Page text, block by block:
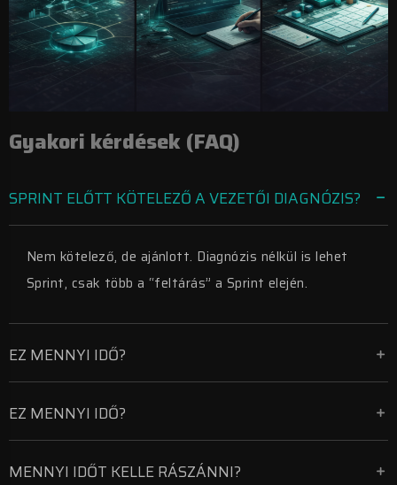
Gyakori kérdések (FAQ)
SPRINT ELŐTT KÖTELEZŐ A VEZETŐI DIAGNÓZIS?
Nem kötelező, de ajánlott. Diagnózis nélkül is lehet
Sprint, csak több a “feltárás” a Sprint elején.
EZ MENNYI IDŐ?
EZ MENNYI IDŐ?
MENNYI IDŐT KELLE RÁSZÁNNI?